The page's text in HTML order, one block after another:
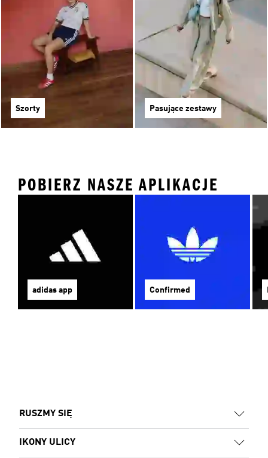
Szorty Pasujące zestawy
POBIERZ NASZE APLIKACJE
adidas app Confirmed
RUSZMY SIĘ
IKONY ULICY